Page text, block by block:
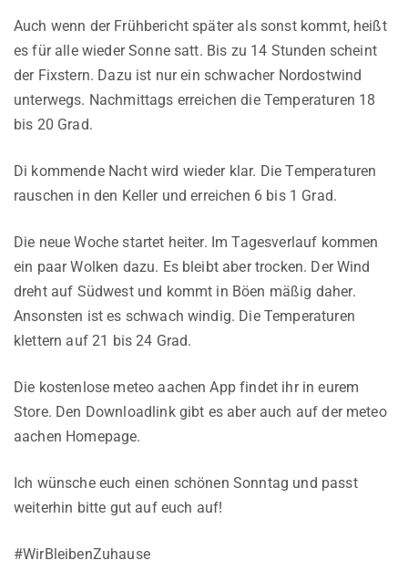
Auch wenn der Frühbericht später als sonst kommt, heißt
es für alle wieder Sonne satt. Bis zu 14 Stunden scheint
der Fixstern. Dazu ist nur ein schwacher Nordostwind
unterwegs. Nachmittags erreichen die Temperaturen 18
bis 20 Grad.
Di kommende Nacht wird wieder klar. Die Temperaturen
rauschen in den Keller und erreichen 6 bis 1 Grad.
Die neue Woche startet heiter. Im Tagesverlauf kommen
ein paar Wolken dazu. Es bleibt aber trocken. Der Wind
dreht auf Südwest und kommt in Böen mäßig daher.
Ansonsten ist es schwach windig. Die Temperaturen
klettern auf 21 bis 24 Grad.
Die kostenlose meteo aachen App findet ihr in eurem
Store. Den Downloadlink gibt es aber auch auf der meteo
aachen Homepage.
Ich wünsche euch einen schönen Sonntag und passt
weiterhin bitte gut auf euch auf!
#WirBleibenZuhause